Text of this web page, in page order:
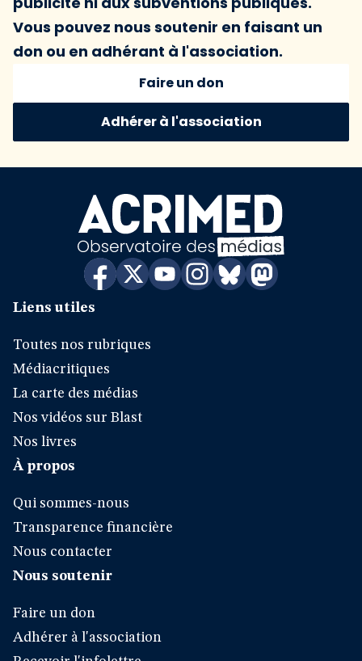
Vous pouvez nous soutenir en faisant un
don ou en adhérant à l'association.
Faire un don
Adhérer à l'association
Liens utiles
Toutes nos rubriques
Médiacritiques
La carte des médias
Nos vidéos sur Blast
Nos livres
À propos
Qui sommes-nous
Transparence financière
Nous contacter
Nous soutenir
Faire un don
Adhérer à l'association